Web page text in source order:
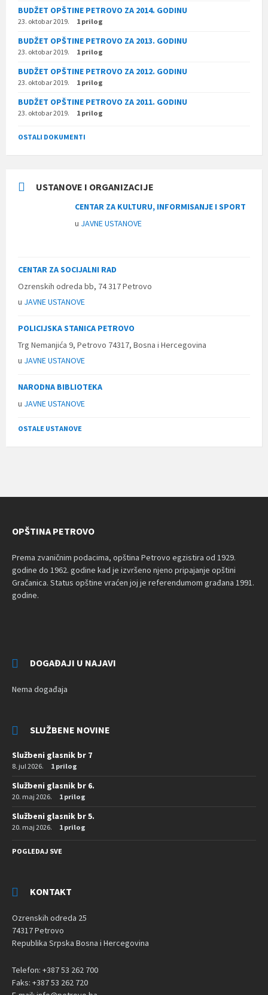
BUDŽET OPŠTINE PETROVO ZA 2014. GODINU
23. oktobar 2019. 1 prilog
BUDŽET OPŠTINE PETROVO ZA 2013. GODINU
23. oktobar 2019. 1 prilog
BUDŽET OPŠTINE PETROVO ZA 2012. GODINU
23. oktobar 2019. 1 prilog
BUDŽET OPŠTINE PETROVO ZA 2011. GODINU
23. oktobar 2019. 1 prilog
OSTALI DOKUMENTI
USTANOVE I ORGANIZACIJE
CENTAR ZA KULTURU, INFORMISANJE I SPORT
u JAVNE USTANOVE
CENTAR ZA SOCIJALNI RAD
Ozrenskih odreda bb, 74 317 Petrovo
u JAVNE USTANOVE
POLICIJSKA STANICA PETROVO
Trg Nemanjića 9, Petrovo 74317, Bosna i Hercegovina
u JAVNE USTANOVE
NARODNA BIBLIOTEKA
u JAVNE USTANOVE
OSTALE USTANOVE
OPŠTINA PETROVO
Prema zvaničnim podacima, opština Petrovo egzistira od 1929.
godine do 1962. godine kad je izvršeno njeno pripajanje opštini
Gračanica. Status opštine vraćen joj je referendumom građana 1991.
godine.
DOGAĐAJI U NAJAVI
Nema događaja
SLUŽBENE NOVINE
Službeni glasnik br 7
8. jul 2026. 1 prilog
Službeni glasnik br 6.
20. maj 2026. 1 prilog
Službeni glasnik br 5.
20. maj 2026. 1 prilog
POGLEDAJ SVE
KONTAKT
Ozrenskih odreda 25
74317 Petrovo
Republika Srpska Bosna i Hercegovina
Telefon: +387 53 262 700
Faks: +387 53 262 720